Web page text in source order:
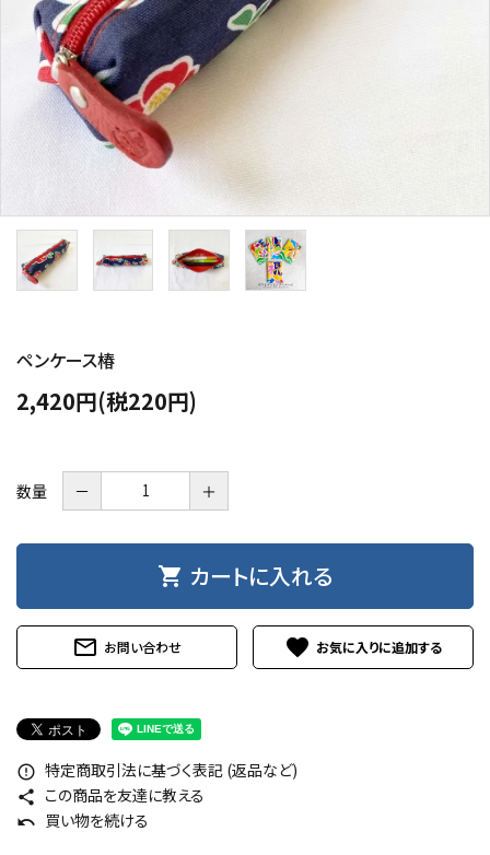
ペンケース椿
2,420円(税220円)
数量 － ＋
shopping_cart カートに入れる
mail_outline お問い合わせ favorite
error_outline 特定商取引法に基づく表記 (返品など)
share この商品を友達に教える
undo 買い物を続ける